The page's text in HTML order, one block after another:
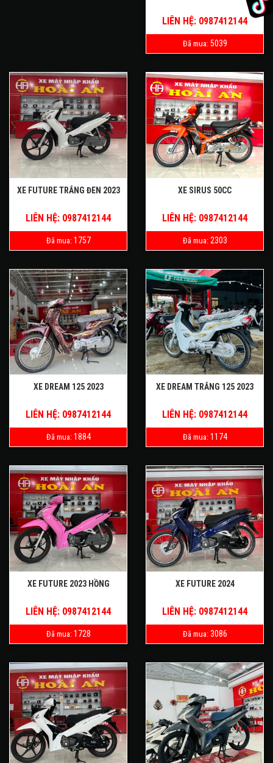
LIÊN HỆ: 0987412144
Đã mua: 5039
XE FUTURE TRẮNG ĐEN 2023
LIÊN HỆ: 0987412144
Đã mua: 1757
XE SIRUS 50CC
LIÊN HỆ: 0987412144
Đã mua: 2303
XE DREAM 125 2023
LIÊN HỆ: 0987412144
Đã mua: 1884
XE DREAM TRẮNG 125 2023
LIÊN HỆ: 0987412144
Đã mua: 1174
XE FUTURE 2023 HỒNG
LIÊN HỆ: 0987412144
Đã mua: 1728
XE FUTURE 2024
LIÊN HỆ: 0987412144
Đã mua: 3086